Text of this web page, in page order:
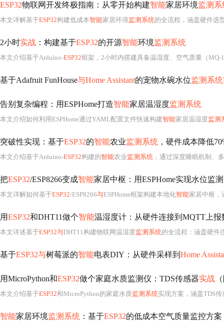
ESP32物联网开发终极指南：从零开始构建智能家居环境监测系
本文详解基于ESP32构建低成本智能家居环境监测系统的全流程，涵盖硬件选型（温湿度、PM2.5等传
2小时实战 ：构建基于ESP32的开源智能环境监测系统
本文介绍基于Arduino-ESP32框架，2小时内搭建具备温湿度、空气质量（MQ-
基于Adafruit FunHouse与Home Assistant的宠物水碗水位监测系
告别复杂编程：用ESPHome打造智能家居温湿度监测系统
本文介绍如何利用ESPHome通过YAML配置文件快速构建智能家居温湿度监测
突破性实现：基于ESP32的智能农业监测系统 ，硬件成本降低
本文介绍基于Arduino-ESP32构建的智能农业监测系统 ，通过深度睡眠机制、
把ESP32/ESP8266变成智能家居中枢：用ESPHome实现水位监
本文详解如何基于ESP32/ESP8266与ESPHome框架构建本地化智能家居中枢，
用ESP32和DHT11做个智能温湿度计：从硬件连接到MQTT上报
本文详述基于ESP32与DHT11构建物联网温湿度监测系统的全流程：涵盖硬件连接（含上拉电阻设计）、ESP-IDF开发环境搭建、
基于ESP32与树莓派的智能电表DIY：从硬件采样到 Home
用MicroPython和ESP32做个家庭水质监测仪：TDS传感器实战
本文介绍基于ESP32和MicroPython的家庭水质监测系统实现方案，涵盖TDS
智能家居环境监测系统 ：基于ESP32的低成本空气质量监控方案